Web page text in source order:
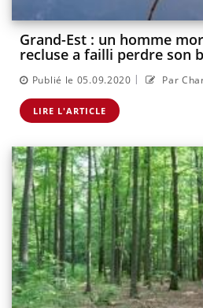
Grand-Est : un homme
recluse a failli perdre son
Publié le 05.09.2020 | Par
LIRE L'ARTICLE